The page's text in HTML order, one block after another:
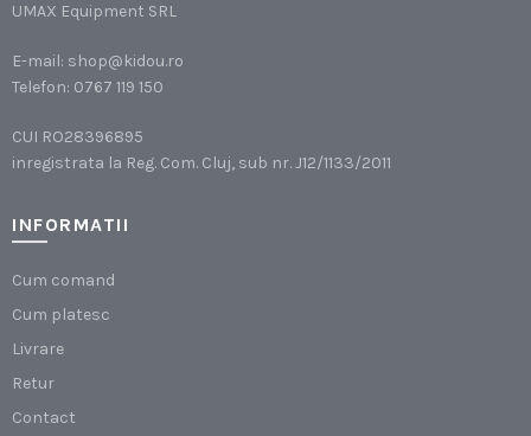
UMAX Equipment SRL
E-mail: shop@kidou.ro
Telefon: 0767 119 150
CUI RO28396895
inregistrata la Reg. Com. Cluj, sub nr. J12/1133/2011
INFORMATII
Cum comand
Cum platesc
Livrare
Retur
Contact